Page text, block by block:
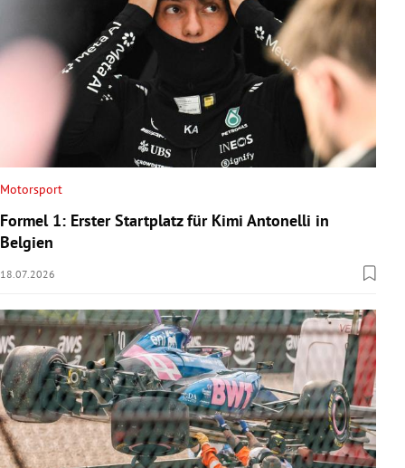
Motorsport
Formel 1: Erster Startplatz für Kimi Antonelli in
Belgien
18.07.2026